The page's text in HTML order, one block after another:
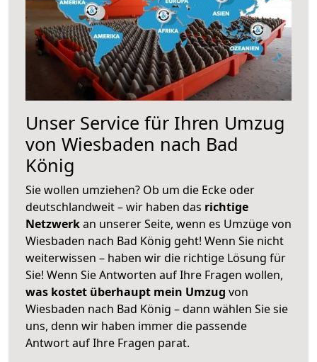
Unser Service für Ihren Umzug
von Wiesbaden nach Bad
König
Sie wollen umziehen? Ob um die Ecke oder
deutschlandweit – wir haben das richtige
Netzwerkan unserer Seite, wenn es Umzüge von
Wiesbaden nach Bad König geht! Wenn Sie nicht
weiterwissen – haben wir die richtige Lösung für
Sie! Wenn Sie Antworten auf Ihre Fragen wollen,
was kostet überhaupt mein Umzug von
Wiesbaden nach Bad König – dann wählen Sie sie
uns, denn wir haben immer die passende
Antwort auf Ihre Fragen parat.